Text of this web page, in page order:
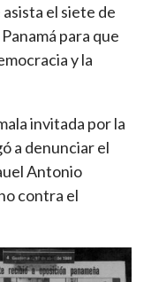
el siete de
para que
y la
invitada por la
a denunciar el
Antonio
contra el